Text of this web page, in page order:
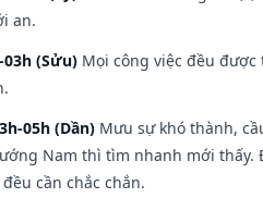
an.
(Sửu) Mọi công việc đều
05h (Dần) Mưu sự khó thành,
Nam thì tìm nhanh mới
cần chắc chắn.